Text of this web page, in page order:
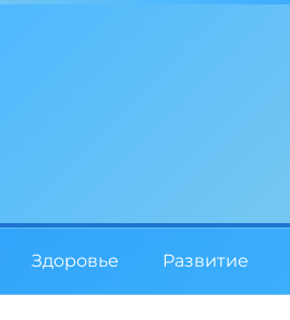
Здоровье Развитие